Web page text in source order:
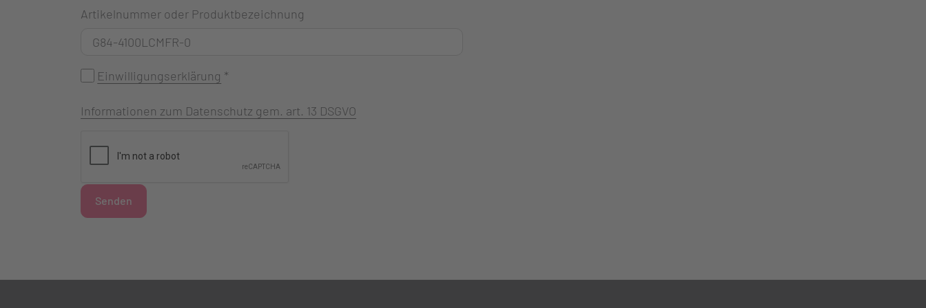
Artikelnummer oder Produktbezeichnung
Einwilligungserklärung *
Informationen zum Datenschutz gem. art. 13 DSGVO
Senden